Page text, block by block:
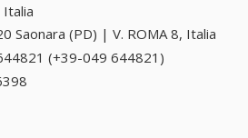
Italia
Saonara (PD) | V. ROMA 8, Italia
(+39-049 644821)